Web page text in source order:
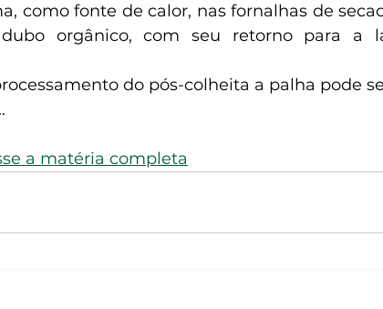
como fonte de calor, nas fornalhas de
orgânico, com seu retorno para a
do pós-colheita a palha pode
a matéria completa